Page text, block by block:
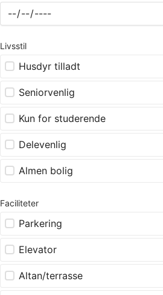
Livsstil
Husdyr tilladt
Seniorvenlig
Kun for studerende
Delevenlig
Almen bolig
Faciliteter
Parkering
Elevator
Altan/terrasse